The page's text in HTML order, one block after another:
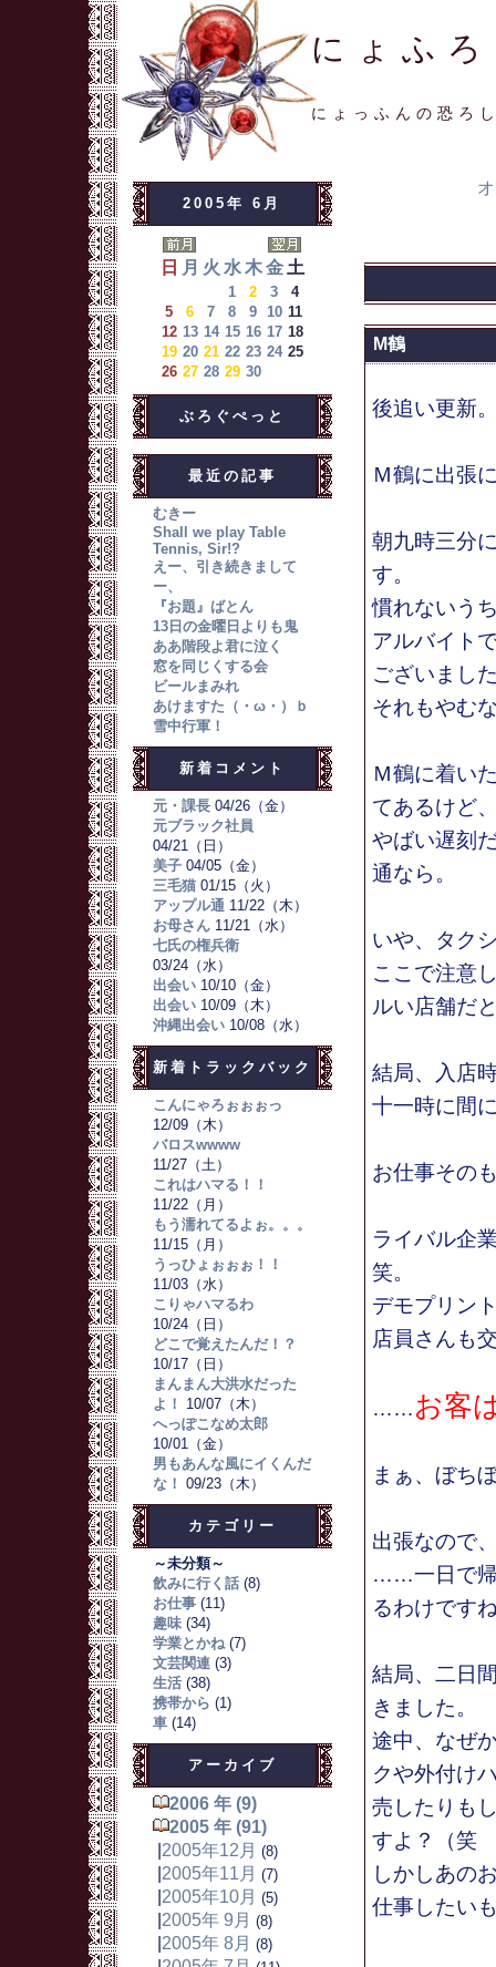
にょふ
にょっふんの恐ろ
2005年 6月
日 月 火 水 木 金 土
1 2 3
4
5
6 7 8 9 10 11
12 13 14 15 16 17 18
19 20 21 22 23 24 25
26 27 28 29 30
ぶろぐぺっと
最近の記事
むきー
Shall we play Table
Tennis, Sir!?
えー、引き続きまして
ー、
『お題』ばとん
13日の金曜日よりも鬼
ああ階段よ君に泣く
窓を同じくする会
ビールまみれ
あけますた（・ω・）ｂ
雪中行軍！
新着コメント
元・課長04/26（金）
元ブラック社員
04/21（日）
美子04/05（金）
三毛猫01/15（火）
アップル通11/22（木）
お母さん11/21（水）
七氏の権兵衛
03/24（水）
出会い10/10（金）
出会い10/09（木）
沖縄出会い10/08（水）
新着トラックバック
こんにゃろぉぉぉっ
12/09（木）
バロスwwww
11/27（土）
これはハマる！！
11/22（月）
もう濡れてるよぉ。。。
11/15（月）
うっひょぉぉぉ！！
11/03（水）
こりゃハマるわ
10/24（日）
どこで覚えたんだ！？
10/17（日）
まんまん大洪水だった
よ！
10/07（木）
へっぽこなめ太郎
10/01（金）
男もあんな風にイくんだ
な！ 09/23（木）
カテゴリー
～未分類～
飲みに行く話 (8)
お仕事 (11)
趣味 (34)
学業とかね (7)
文芸関連 (3)
生活 (38)
携帯から (1)
車 (14)
アーカイブ
2006 年 (9)
2005 年 (91)
2005年12月 (8)
2005年11月 (7)
2005年10月 (5)
2005年 9月 (8)
2005年 8月 (8)
M鶴
後追い更新
Ｍ鶴に出張
朝九時三分
す。
慣れないう
アルバイト
ございまし
それもやむ
Ｍ鶴に着い
てあるけど
やばい遅刻
通なら。
いや、タク
ここで注意
ルい店舗だ
結局、入店
十一時に間
お仕事その
ライバル企
笑。
デモプリン
店員さんも
……お客
まぁ、ぼち
出張なので
……一日で帰
るわけです
結局、二日
きました。
途中、なぜ
クや外付け
売したりも
すよ？（笑
しかしあの
仕事したい